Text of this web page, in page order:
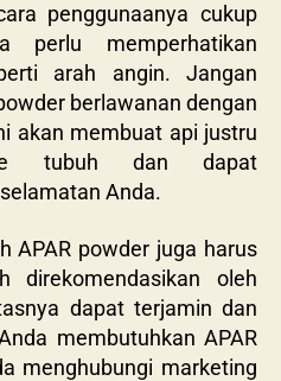
penggunaanya cukup
perlu memperhatikan
arah angin. Jangan
berlawanan dengan
akan membuat api justru
tubuh dan dapat
Anda.
APAR powder juga harus
direkomendasikan oleh
dapat terjamin dan
membutuhkan APAR
menghubungi marketing